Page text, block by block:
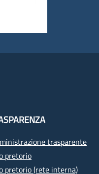
trasparente
pretorio
pretorio (rete interna)